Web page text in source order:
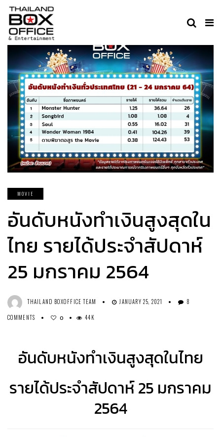
MOVIE
อันดับหนังทำเงินสูงสุดใน
ไทย รายได้ประจำสัปดาห์
25 มกราคม 2564
THAILAND BOXOFFICE TEAM JANUARY 25, 2021
8
COMMENTS
0 44K
อันดับหนังทำเงินสูงสุดในไทย
รายได้ประจำสัปดาห์ 25 มกราคม
2564